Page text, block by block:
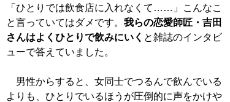
「ひとりでは飲食店に入れなくて……」こんなこ
と言っていてはダメです。 我らの恋愛師匠・吉田
さんはよくひとりで飲みにいく と雑誌のインタビ
ューで答えていました。
男性からすると、女同士でつるんで飲んでいる
よりも、ひとりでいるほうが圧倒的に声をかけや